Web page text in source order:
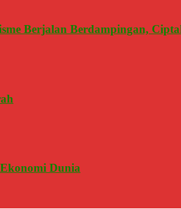
Berjalan Berdampingan,
Dunia